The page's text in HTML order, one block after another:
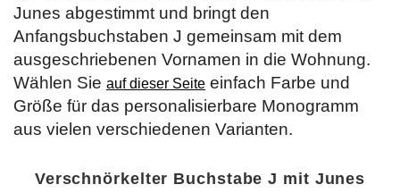
Junes abgestimmt und bringt den
Anfangsbuchstaben J gemeinsam mit dem
ausgeschriebenen Vornamen in die Wohnung.
Wählen Sie auf dieser Seite einfach Farbe und
Größe für das personalisierbare Monogramm
aus vielen verschiedenen Varianten.
Verschnörkelter Buchstabe J mit Junes